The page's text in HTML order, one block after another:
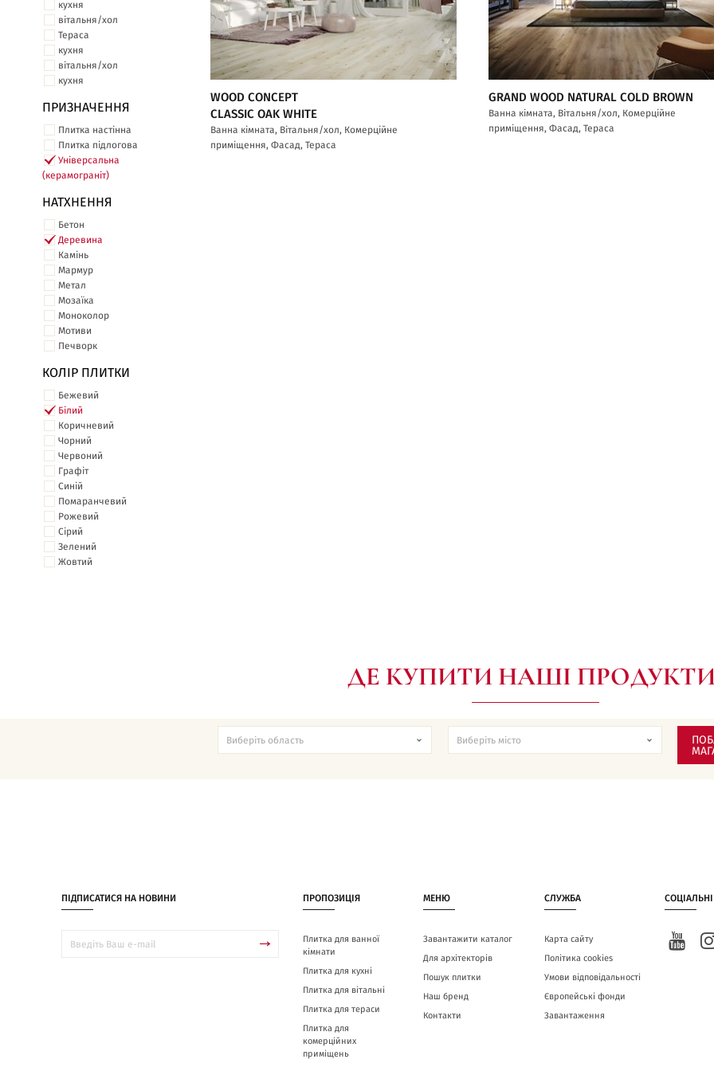
кухня
вітальня/хол
Тераса
кухня
вітальня/хол
кухня
ПРИЗНАЧЕННЯ
Плитка настінна
Плитка підлогова
Універсальна
(керамограніт)
НАТХНЕННЯ
Бетон
Деревина
Камінь
Мармур
Метал
Мозаїка
Моноколор
Мотиви
Печворк
КОЛІР ПЛИТКИ
Бежевий
Білий
Коричневий
Чорний
Червоний
Графіт
Синій
Помаранчевий
Рожевий
Сірий
Зелений
Жовтий
WOOD CONCEPT
CLASSIC OAK WHITE
Ванна кімната, Вітальня/хол, Комерційне
приміщення, Фасад, Тераса
GRAND WOOD NATURAL COLD BROWN
Ванна кімната, Вітальня/хол, Комерційне
приміщення, Фасад, Тераса
ДЕ КУПИТИ НАШІ
ПІДПИСАТИСЯ НА НОВИНИ ПРОПОЗИЦІЯ
Плитка для ванної
кімнати
Плитка для кухні
Плитка для вітальні
Плитка для тераси
Плитка для
комерційних
приміщень
МЕНЮ
Завантажити каталог
Для архітекторів
Пошук плитки
Наш бренд
Контакти
СЛУЖБА
Карта сайту
Політика cookies
Умови відповідальності
Європейські фонди
Завантаження